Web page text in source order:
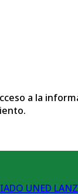
a la
UNED